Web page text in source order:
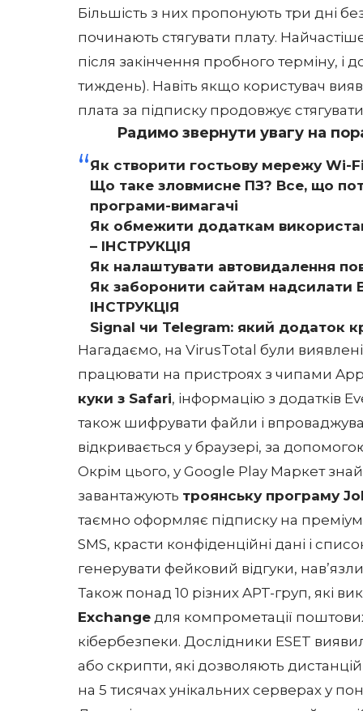
Більшість з них пропонують три дні
починають стягувати плату.
після закінчення пробного терміну, і
тиждень). Навіть якщо користувач
плата за підписку продовжує
Радимо звернути увагу на
Як створити гостьову мережу Wi-
Що таке зловмисне ПЗ? Все, що
програми-вимагачі
Як обмежити додаткам
– ІНСТРУКЦІЯ
Як налаштувати автовидалення
Як заборонити сайтам надсилати
ІНСТРУКЦІЯ
Signal чи Telegram: який додаток
Нагадаємо, на VirusTotal були виявлені
працювати на пристроях з чипами
куки з Safari, інформацію з додатків
також шифрувати файли і
відкривається у браузері, за
Окрім цього, у Google Play Маркет
завантажують троянську програму
таємно оформляє підписку на
SMS, красти конфіденційні дані і
генерувати фейковий відгуки,
Також понад 10 різних APT-груп, які
Exchange для компрометації
кібербезпеки. Дослідники ESET
або скрипти, які дозволяють
на 5 тисячах унікальних серверах у